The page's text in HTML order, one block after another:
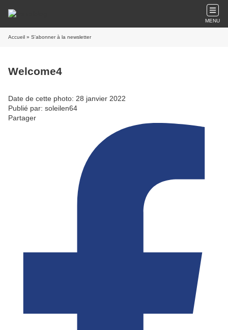
MENU
Accueil » S'abonner à la newsletter
Welcome4
Date de cette photo: 28 janvier 2022
Publié par: soleilen64
Partager